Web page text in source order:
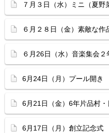
７月３日（水）ミニ（夏野
６月２８日（金）素敵な作
６月26日（水）音楽集会２
6月24日（月）プール開き
6月21日（金）6年片品村
6月17日（月）創立記念式